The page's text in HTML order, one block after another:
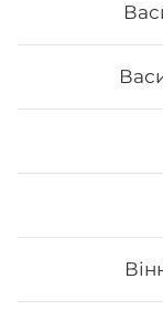
Футомак
Вага: 275 г